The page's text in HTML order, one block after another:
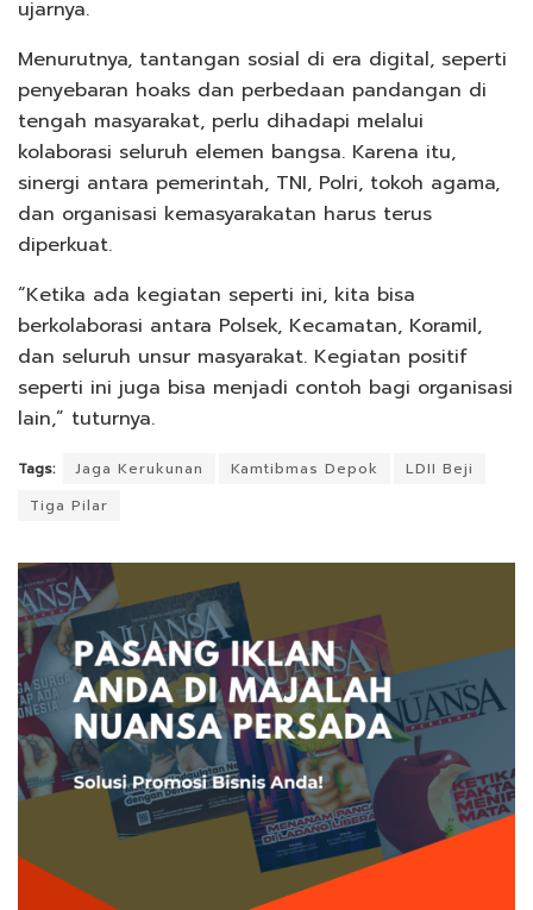
ujarnya.
Menurutnya, tantangan sosial di era digital, seperti
penyebaran hoaks dan perbedaan pandangan di
tengah masyarakat, perlu dihadapi melalui
kolaborasi seluruh elemen bangsa. Karena itu,
sinergi antara pemerintah, TNI, Polri, tokoh agama,
dan organisasi kemasyarakatan harus terus
diperkuat.
“Ketika ada kegiatan seperti ini, kita bisa
berkolaborasi antara Polsek, Kecamatan, Koramil,
dan seluruh unsur masyarakat. Kegiatan positif
seperti ini juga bisa menjadi contoh bagi organisasi
lain,” tuturnya.
Tags: Jaga Kerukunan Kamtibmas Depok
LDII Beji
Tiga Pilar